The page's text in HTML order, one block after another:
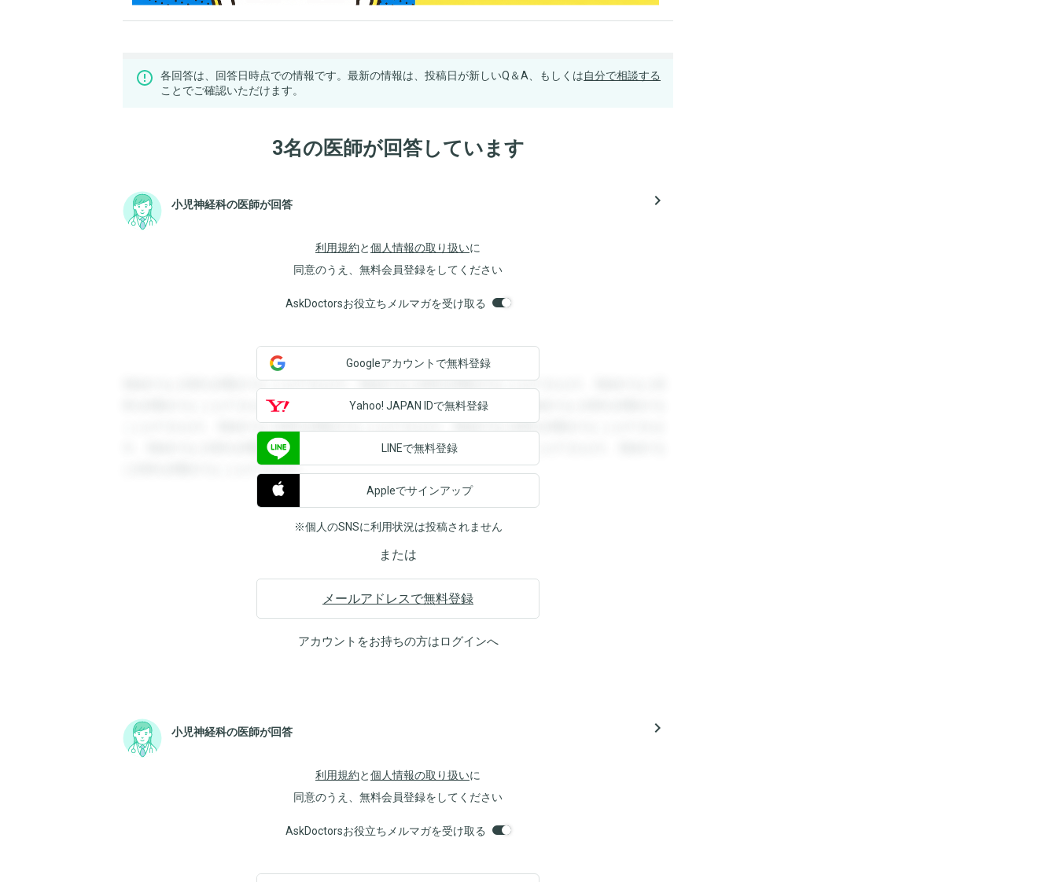
各回答は、回答日時点での情報です。最新の情報は、投稿日が新しいQ＆A、もしくは自分で相談する
ことでご確認いただけます。
3名の医師が回答しています
小児神経科の医師が回答 navigate_next
利用規約と個人情報の取り扱いに
同意のうえ、無料会員登録をしてください
AskDoctorsお役立ちメルマガを受け取る
登録すると回答を閲覧することができます。登録すると回答を閲覧することができます。登録すると回
答を閲覧することができます。登録すると回答を閲覧することができます。登録すると回答を閲覧する
ことができます。登録すると回答を閲覧することができます。登録すると回答を閲覧することができま
す。登録すると回答を閲覧することができます。登録すると回答を閲覧することができます。登録する
と回答を閲覧することができます。
Googleアカウントで無料登録
Yahoo! JAPAN IDで無料登録
LINEで無料登録
Appleでサインアップ
※個人のSNSに利用状況は投稿されません
または
メールアドレスで無料登録
アカウントをお持ちの方はログインへ
小児神経科の医師が回答 navigate_next
利用規約と個人情報の取り扱いに
同意のうえ、無料会員登録をしてください
AskDoctorsお役立ちメルマガを受け取る